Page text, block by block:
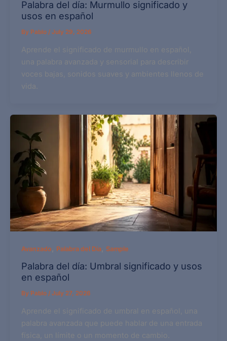
Palabra del día: Murmullo significado y
usos en español
By Pablo / July 29, 2026
Aprende el significado de murmullo en español,
una palabra avanzada y sensorial para describir
voces bajas, sonidos suaves y ambientes llenos de
vida.
Avanzado , Palabra del Día, Sample
Palabra del día: Umbral significado y usos
en español
By Pablo / July 27, 2026
Aprende el significado de umbral en español, una
palabra avanzada que puede hablar de una entrada
física, un límite o un momento de cambio.